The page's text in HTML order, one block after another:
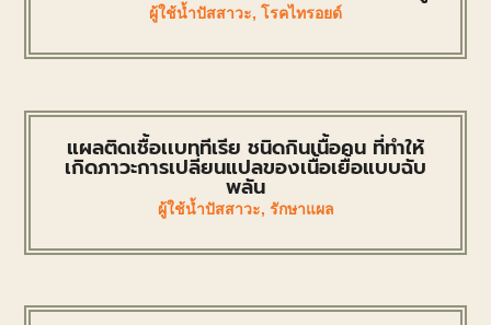
ผู้ใช้น้ำปัสสาวะ, โรคไทรอยด์
แผลติดเชื้อเเบททีเรีย ชนิดกินเนื้อคน ที่ทำให้
เกิดภาวะการเปลี่ยนแปลของเนื้อเยื้อแบบฉับ
พลัน
ผู้ใช้น้ำปัสสาวะ, รักษาแผล